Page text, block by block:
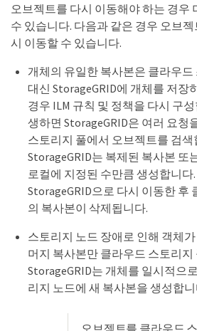
오브젝트를 다시 이동해야 하는 경우
수 있습니다. 다음과 같은 경우 오브
시 이동할 수 있습니다.
개체의 유일한 복사본은 클라우
대신 StorageGRID에 개체를 저장
경우 ILM 규칙 및 정책을 다시 구
생하면 StorageGRID은 여러 요청
스토리지 풀에서 오브젝트를 검색
StorageGRID는 복제된 복사본 또
로컬에 지정된 수만큼 생성합니다
StorageGRID으로 다시 이동한 후
의 복사본이 삭제됩니다.
스토리지 노드 장애로 인해 객체
머지 복사본만 클라우드 스토리지
StorageGRID는 개체를 일시적으
리지 노드에 새 복사본을 생성합니
오브젝트를 클라우드